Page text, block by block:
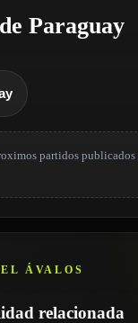
Paraguay
partidos publicados
ÁVALOS
relacionada